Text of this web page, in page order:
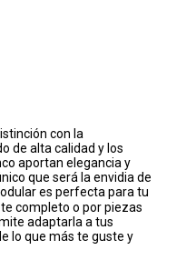
con la
de alta calidad y los
aportan elegancia y
que será la envidia de
es perfecta para tu
completo o por piezas
adaptarla a tus
lo que más te guste y